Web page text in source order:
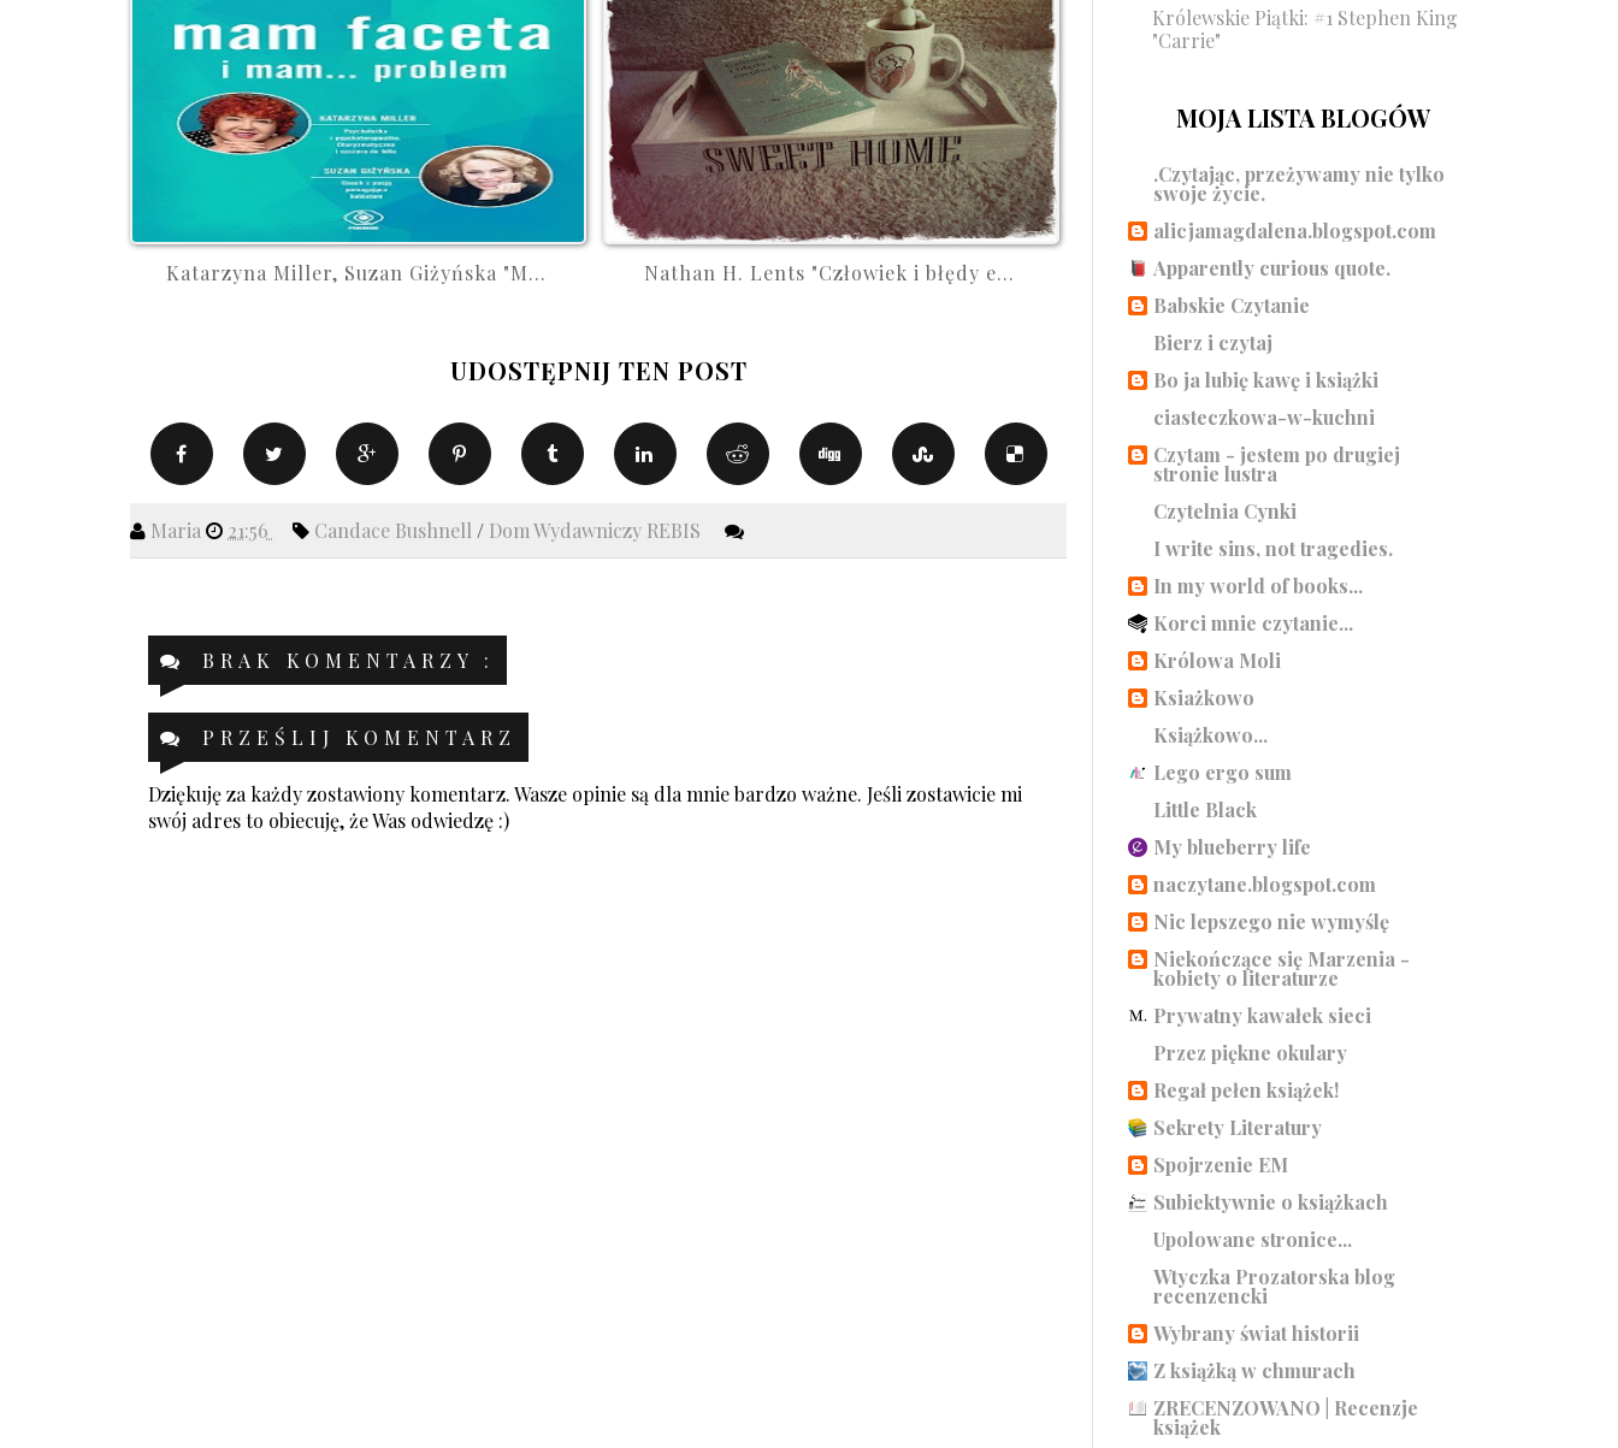
Katarzyna Miller, Suzan Giżyńska "M... Nathan H. Lents "Człowiek i błędy e...
UDOSTĘPNIJ TEN POST
Maria 21:56 Candace Bushnell / Dom Wydawniczy REBIS
BRAK KOMENTARZY :
PRZEŚLIJ KOMENTARZ
Dziękuję za każdy zostawiony komentarz. Wasze opinie są dla mnie bardzo ważne. Jeśli zostawicie mi
swój adres to obiecuję, że Was odwiedzę :)
Królewskie Piątki: #1 Stephen King
"Carrie"
MOJA LISTA BLOGÓW
.Czytając, przeżywamy nie tylko
swoje życie.
alicjamagdalena.blogspot.com
Apparently curious quote.
Babskie Czytanie
Bierz i czytaj
Bo ja lubię kawę i książki
ciasteczkowa-w-kuchni
Czytam - jestem po drugiej
stronie lustra
Czytelnia Cynki
I write sins, not tragedies.
In my world of books...
Korci mnie czytanie...
Królowa Moli
Ksiażkowo
Książkowo...
Lego ergo sum
Little Black
My blueberry life
naczytane.blogspot.com
Nic lepszego nie wymyślę
Niekończące się Marzenia -
kobiety o literaturze
Prywatny kawałek sieci
Przez piękne okulary
Regał pełen książek!
Sekrety Literatury
Spojrzenie EM
Subiektywnie o książkach
Upolowane stronice...
Wtyczka Prozatorska blog
recenzencki
Wybrany świat historii
Z książką w chmurach
ZRECENZOWANO | Recenzje
książek